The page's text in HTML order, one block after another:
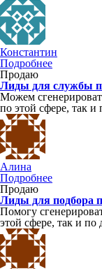
Константин
Подробнее
Продаю
Лиды для службы
Можем
по этой сфере, так
Алина
Подробнее
Продаю
Лиды для подбора
Помогу
этой сфере, так и